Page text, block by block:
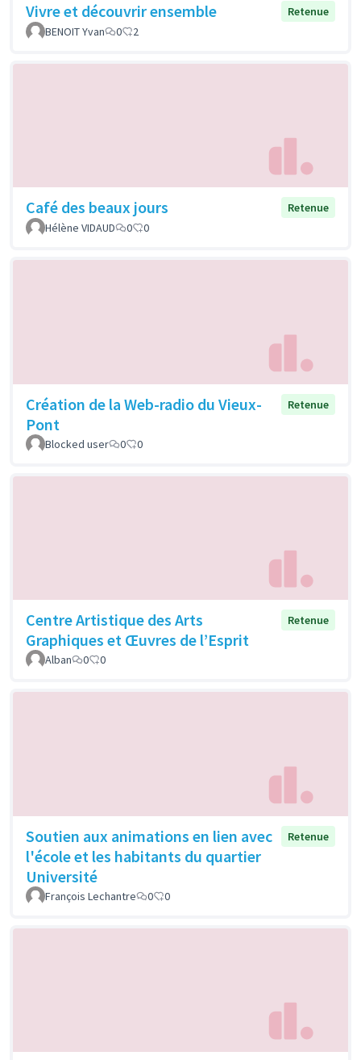
Vivre et découvrir ensemble
Retenue
BENOIT Yvan
0 2
Café des beaux jours
Retenue
Hélène VIDAUD
0 0
Création de la Web-radio du Vieux-
Pont
Retenue
Blocked user 0 0
Centre Artistique des Arts
Graphiques et Œuvres de l’Esprit
Retenue
Alban 0 0
Soutien aux animations en lien avec
l'école et les habitants du quartier
Université
Retenue
François Lechantre 0 0